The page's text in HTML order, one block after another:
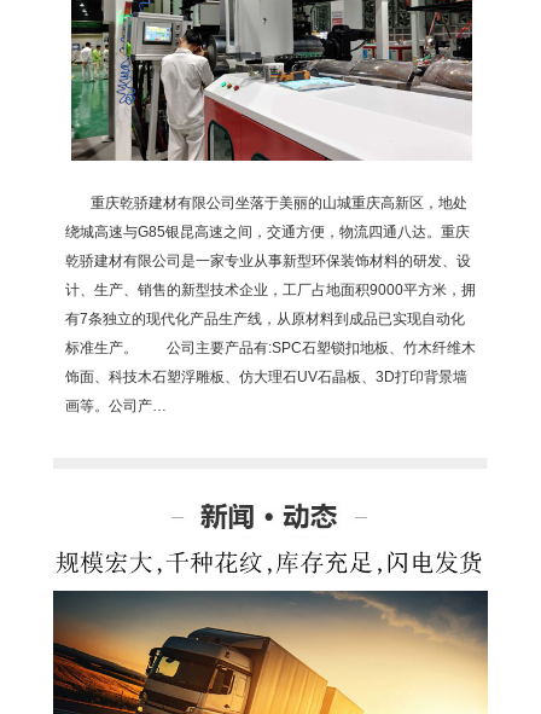
重庆乾骄建材有限公司坐落于美丽的山城重庆高新区，地处
绕城高速与G85银昆高速之间，交通方便，物流四通八达。重庆
乾骄建材有限公司是一家专业从事新型环保装饰材料的研发、设
计、生产、销售的新型技术企业，工厂占地面积9000平方米，拥
有7条独立的现代化产品生产线，从原材料到成品已实现自动化
标准生产。 公司主要产品有:SPC石塑锁扣地板、竹木纤维木
饰面、科技木石塑浮雕板、仿大理石UV石晶板、3D打印背景墙
画等。公司产…